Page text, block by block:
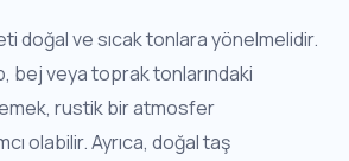
doğal ve sıcak tonlara yönelmelidir.
bej veya toprak tonlarındaki
rustik bir atmosfer
olabilir. Ayrıca, doğal taş